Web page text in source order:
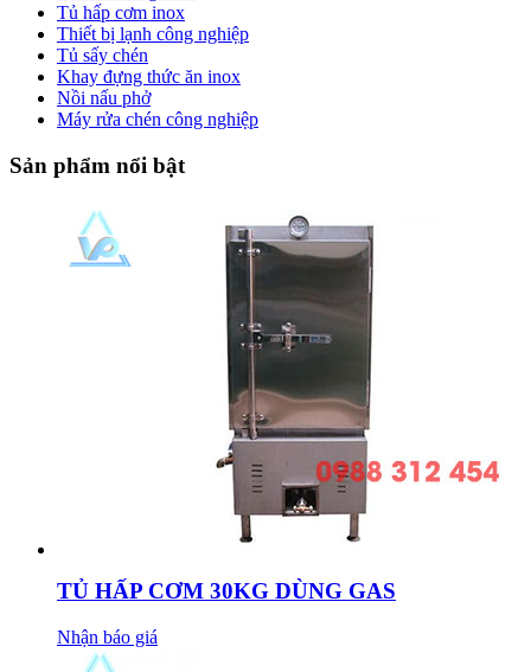
Tủ hấp cơm inox
Thiết bị lạnh công nghiệp
Tủ sấy chén
Khay đựng thức ăn inox
Nồi nấu phở
Máy rửa chén công nghiệp
Sản phẩm nổi bật
TỦ HẤP CƠM 30KG DÙNG GAS
Nhận báo giá